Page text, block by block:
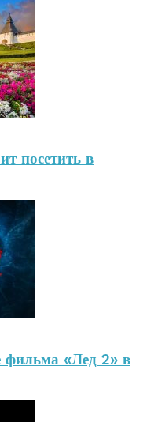
посетить в
фильма «Лед 2» в